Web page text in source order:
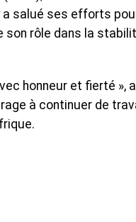
a salué ses efforts
son rôle dans la
honneur et fierté »,
à continuer de